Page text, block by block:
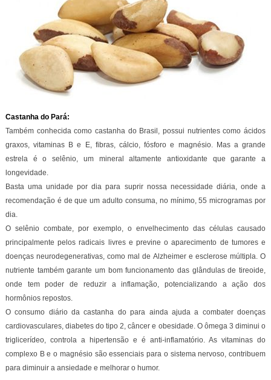
Castanha do Pará:
Também conhecida como castanha do Brasil, possui nutrientes como ácidos
graxos, vitaminas B e E, fibras, cálcio, fósforo e magnésio. Mas a grande
estrela é o selênio, um mineral altamente antioxidante que garante a
longevidade.
Basta uma unidade por dia para suprir nossa necessidade diária, onde a
recomendação é de que um adulto consuma, no mínimo, 55 microgramas por
dia.
O selênio combate, por exemplo, o envelhecimento das células causado
principalmente pelos radicais livres e previne o aparecimento de tumores e
doenças neurodegenerativas, como mal de Alzheimer e esclerose múltipla. O
nutriente também garante um bom funcionamento das glândulas de tireoide,
onde tem poder de reduzir a inflamação, potencializando a ação dos
hormônios repostos.
O consumo diário da castanha do para ainda ajuda a combater doenças
cardiovasculares, diabetes do tipo 2, câncer e obesidade. O ômega 3 diminui o
triglicerídeo, controla a hipertensão e é anti-inflamatório. As vitaminas do
complexo B e o magnésio são essenciais para o sistema nervoso, contribuem
para diminuir a ansiedade e melhorar o humor.